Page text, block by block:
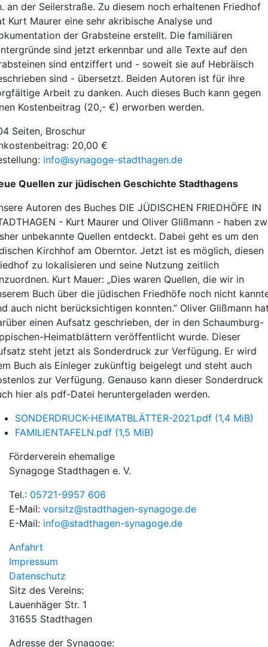
an der Seilerstraße. Zu diesem noch erhaltenen Friedhof
Kurt Maurer eine sehr akribische Analyse und
der Grabsteine erstellt. Die familiären
sind jetzt erkennbar und alle Texte auf den
sind entziffert und - soweit sie auf Hebräisch
sind - übersetzt. Beiden Autoren ist für ihre
Arbeit zu danken. Auch dieses Buch kann gegen
Kostenbeitrag (20,- €) erworben werden.
Seiten, Broschur
20,00 €
info@synagoge-stadthagen.de
Quellen zur jüdischen Geschichte Stadthagens
Autoren des Buches DIE JÜDISCHEN FRIEDHÖFE IN
- Kurt Maurer und Oliver Glißmann - haben
unbekannte Quellen entdeckt. Dabei geht es um den
Kirchhof am Oberntor. Jetzt ist es möglich, diesen
zu lokalisieren und seine Nutzung zeitlich
Kurt Mauer: „Dies waren Quellen, die wir in
Buch über die jüdischen Friedhöfe noch nicht
auch nicht berücksichtigen konnten.” Oliver Glißmann
einen Aufsatz geschrieben, der in den Schaumburg-
Heimatblättern veröffentlicht wurde. Dieser
steht jetzt als Sonderdruck zur Verfügung. Er wird
Buch als Einleger zukünftig beigelegt und steht auch
zur Verfügung. Genauso kann dieser Sonderdruck
hier als pdf-Datei heruntergeladen werden.
SONDERDRUCK-HEIMATBLÄTTER-2021.pdf (1,4 MiB)
FAMILIENTAFELN.pdf (1,5 MiB)
Förderverein ehemalige
Synagoge Stadthagen e. V.
Tel.: 05721-9957 606
E-Mail: vorsitz@stadthagen-synagoge.de
E-Mail: info@stadthagen-synagoge.de
Anfahrt
Impressum
Datenschutz
Sitz des Vereins:
Lauenhäger Str. 1
31655 Stadthagen
Adresse der Synagoge: